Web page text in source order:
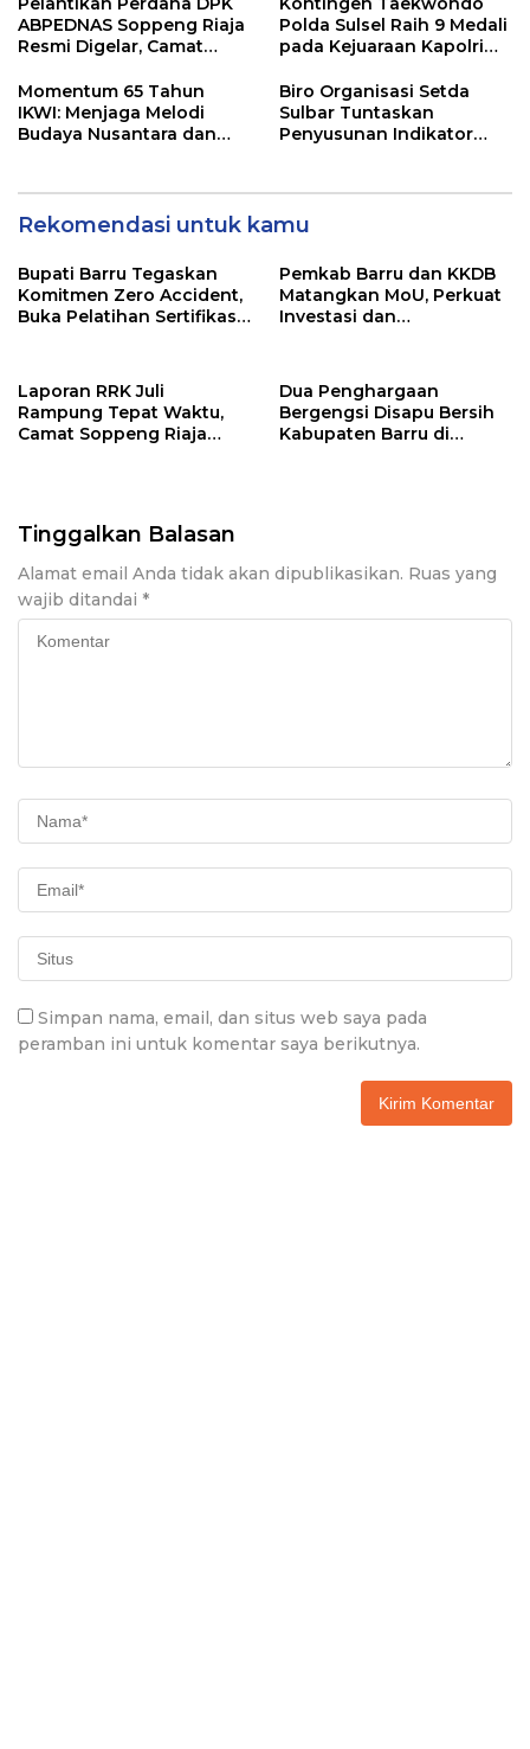
ABPEDNAS Soppeng Riaja
Resmi Digelar, Camat
Wujudkan Desa Maju
Polda Sulsel Raih 9 Medali
pada Kejuaraan Kapolri
Momentum 65 Tahun
IKWI: Menjaga Melodi
Budaya Nusantara dan
Biro Organisasi Setda
Sulbar Tuntaskan
Penyusunan Indikator
Rekomendasi untuk kamu
Bupati Barru Tegaskan
Komitmen Zero Accident,
Buka Pelatihan Sertifikasi
Pemkab Barru dan KKDB
Matangkan MoU, Perkuat
Investasi dan
Laporan RRK Juli
Rampung Tepat Waktu,
Camat Soppeng Riaja
Dua Penghargaan
Bergengsi Disapu Bersih
Kabupaten Barru di
Tinggalkan Balasan
Alamat email Anda tidak akan dipublikasikan. Ruas yang
wajib ditandai *
Simpan nama, email, dan situs web saya pada
peramban ini untuk komentar saya berikutnya.